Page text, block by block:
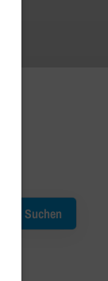
Kursausfälle
Service